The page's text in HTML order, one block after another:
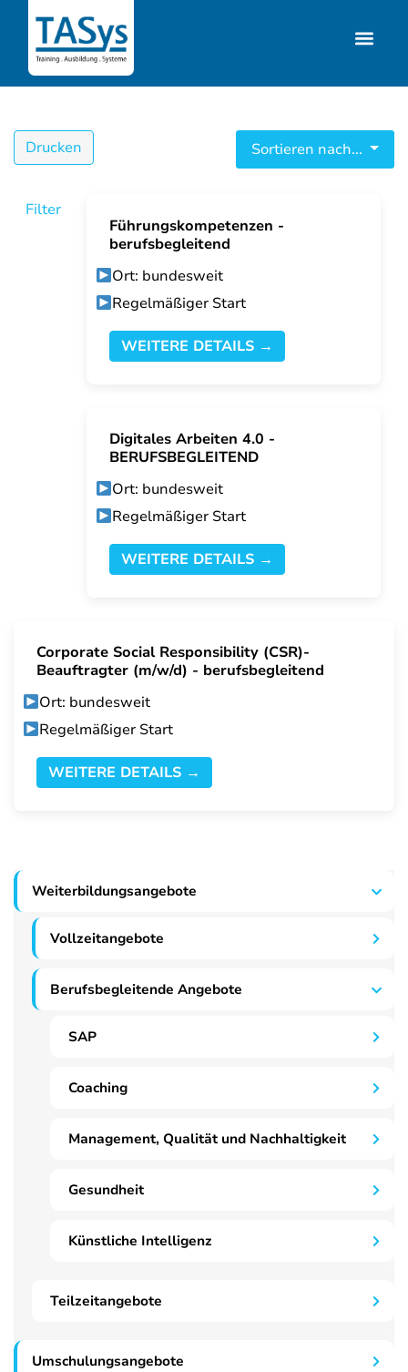
Drucken Sortieren nach...
Filter
Führungskompetenzen -
berufsbegleitend
Ort: bundesweit
Regelmäßiger Start
WEITERE DETAILS →
Digitales Arbeiten 4.0 -
BERUFSBEGLEITEND
Ort: bundesweit
Regelmäßiger Start
WEITERE DETAILS →
Corporate Social Responsibility (CSR)-
Beauftragter (m/w/d) - berufsbegleitend
Ort: bundesweit
Regelmäßiger Start
WEITERE DETAILS →
Weiterbildungsangebote
Vollzeitangebote
Berufsbegleitende Angebote
SAP
Coaching
Management, Qualität und Nachhaltigkeit
Gesundheit
Künstliche Intelligenz
Teilzeitangebote
Umschulungsangebote